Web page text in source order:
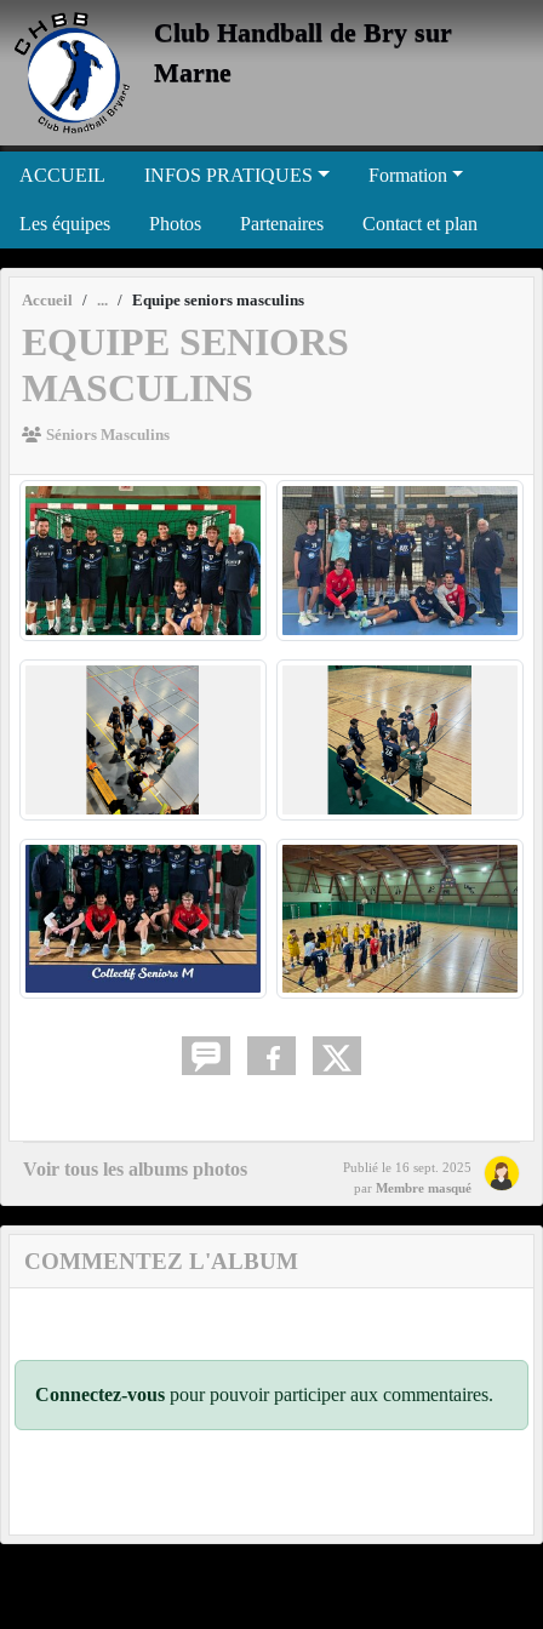
Club Handball de Bry sur
Marne
ACCUEIL INFOS PRATIQUES Formation
Les équipes Photos Partenaires Contact et plan
Accueil Equipe seniors masculins
EQUIPE SENIORS
MASCULINS
Séniors Masculins
Voir tous les albums photos Publié le 16 sept. 2025
par Membre masqué
COMMENTEZ L'ALBUM
Connectez-vous pour pouvoir participer aux commentaires.
Panneau de gestion des cookies